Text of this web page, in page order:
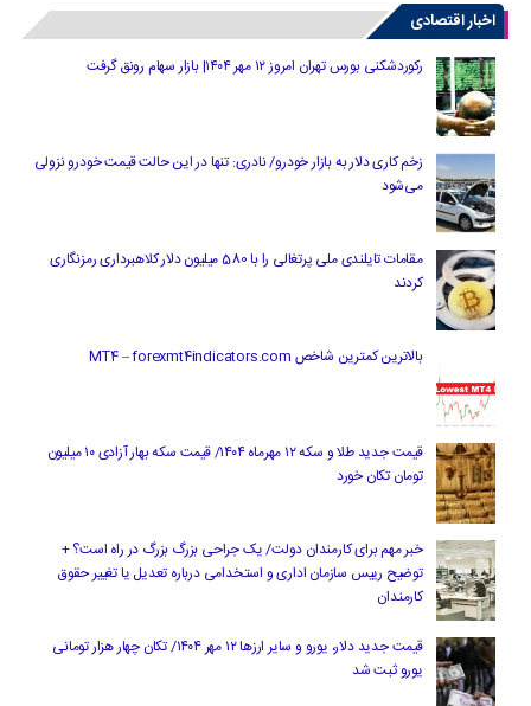
اخبار اقتصادی
رکوردشکنی بورس تهران امروز ۱۲ مهر ۱۴۰۴| بازار سهام رونق گرفت
زخم کاری دلار به بازار خودرو/ نادری: تنها در این حالت قیمت خودرو نزولی
می‌شود
مقامات تایلندی ملی پرتغالی را با 580 میلیون دلار کلاهبرداری رمزنگاری
کردند
بالاترین کمترین شاخص MT4 – forexmt4indicators.com
قیمت جدید طلا و سکه ۱۲ مهرماه ۱۴۰۴/ قیمت سکه بهار آزادی ۱۰ میلیون
تومان تکان خورد
خبر مهم برای کارمندان دولت/ یک جراحی بزرگ بزرگ در راه است؟ +
توضیح رییس سازمان اداری و استخدامی درباره تعدیل یا تغییر حقوق
کارمندان
قیمت جدید دلار، یورو و سایر ارزها ۱۲ مهر ۱۴۰۴/ تکان چهار هزار تومانی
یورو ثبت شد